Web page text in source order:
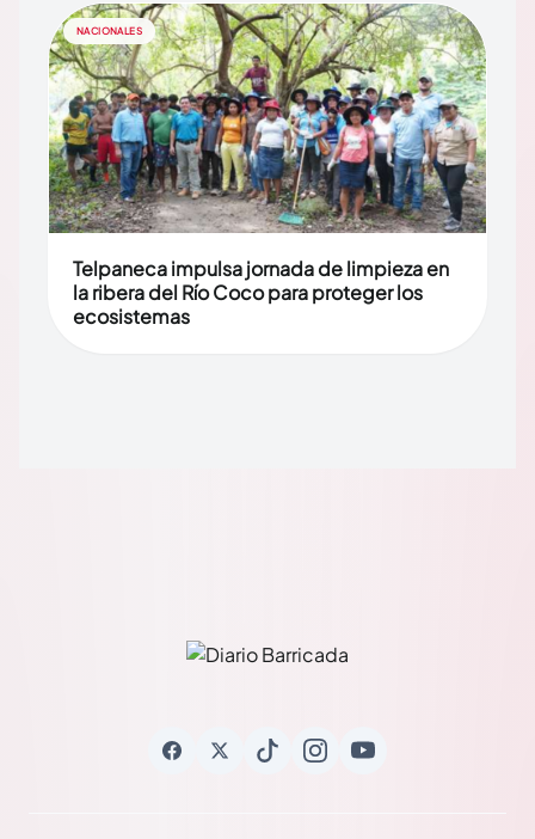
NACIONALES
Telpaneca impulsa jornada de limpieza en
la ribera del Río Coco para proteger los
ecosistemas